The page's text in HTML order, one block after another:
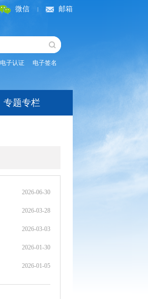
微信 邮箱
电子认证 电子签名
专题专栏
2026-06-30
2026-03-28
2026-03-03
2026-01-30
2026-01-05